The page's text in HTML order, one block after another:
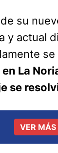
su
y actual
La
se
VER